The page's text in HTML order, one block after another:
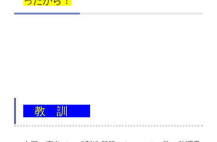
教 訓